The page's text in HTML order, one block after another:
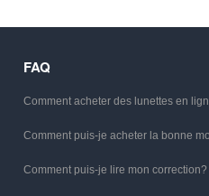
FAQ
Comment acheter des lunettes en
Comment puis-je acheter la bonne
Comment puis-je lire mon correction?